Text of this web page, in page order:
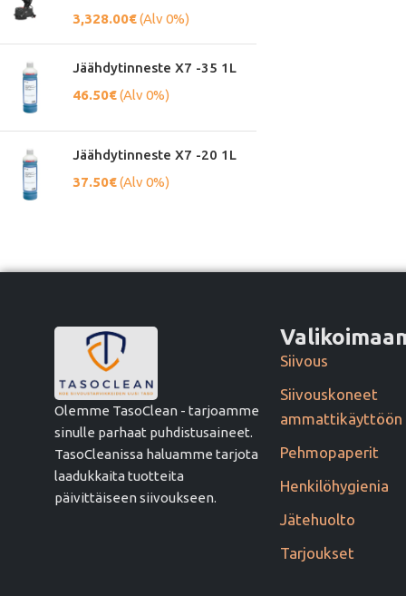
3,328.00€(Alv 0%)
Jäähdytinneste X7 -35 1L
46.50€(Alv 0%)
Jäähdytinneste X7 -20 1L
37.50€(Alv 0%)
Olemme TasoClean - tarjoamme
sinulle parhaat puhdistusaineet.
TasoCleanissa haluamme tarjota
laadukkaita tuotteita
päivittäiseen siivoukseen.
Siivous
Siivouskoneet
ammattikäyttöön
Pehmopaperit
Henkilöhygienia
Jätehuolto
Tarjoukset